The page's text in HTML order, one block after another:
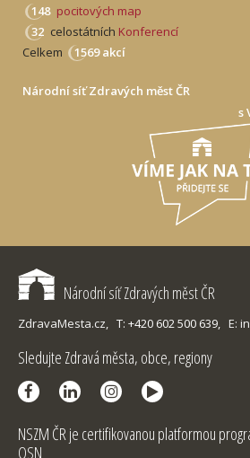
148 pocitových map
32 celostátních Konferencí
Celkem
1569 akcí
Národní síť Zdravých měst ČR
s
Národní síť Zdravých měst ČR
ZdravaMesta.cz, T: +420 602 500 639, E:
Sledujte Zdravá města, obce, regiony
NSZM ČR je certifikovanou platformou
OSN